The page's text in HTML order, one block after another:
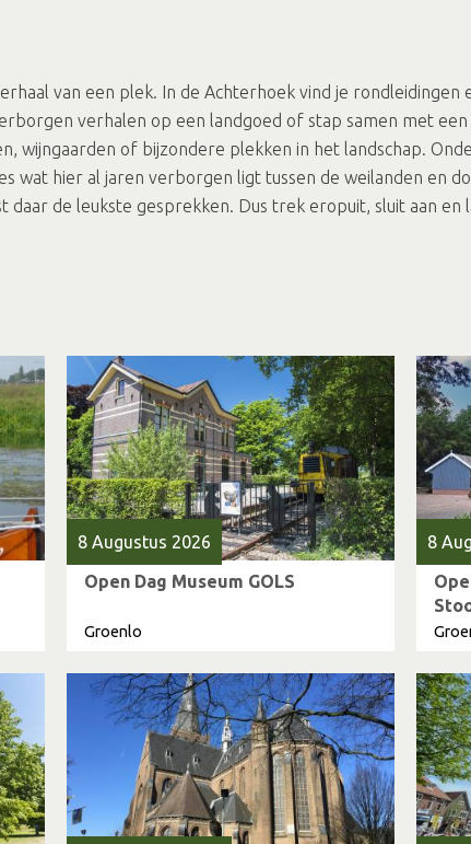
van een plek. In de Achterhoek vind je rondleidingen
verhalen op een landgoed of stap samen met een
wijngaarden of bijzondere plekken in het landschap.
wat hier al jaren verborgen ligt tussen de weilanden en
daar de leukste gesprekken. Dus trek eropuit, sluit aan en
8 Augustus 2026
Open Dag Museum GOLS
Groenlo
8